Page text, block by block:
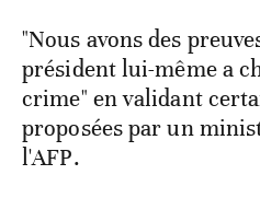
"Nous avons des
président lui-même a
crime" en validant
proposées par un
l'AFP.